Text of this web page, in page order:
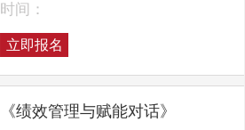
时间：
立即报名
《绩效管理与赋能对话》